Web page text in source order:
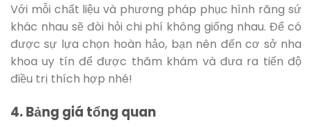
Với mỗi chất liệu và phương pháp phục hình răng sứ
khác nhau sẽ đòi hỏi chi phí không giống nhau. Để có
được sự lựa chọn hoàn hảo, bạn nên đến cơ sở nha
khoa uy tín để được thăm khám và đưa ra tiến độ
điều trị thích hợp nhé!
4. Bảng giá tổng quan